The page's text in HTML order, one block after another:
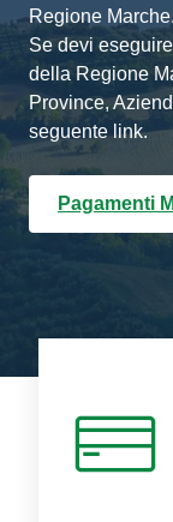
Regione Marche.
Se devi
della Regione
Province,
seguente link.
Pagamenti